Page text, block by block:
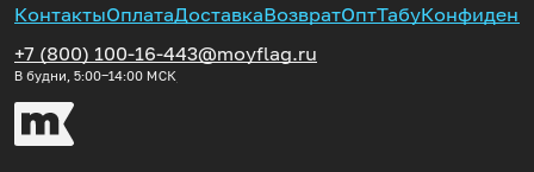
КонтактыОплатаДоставкаВозвратОптТабу
+7 (800) 100-16-44
В будни, 5:00‒14:00 МСК
3@moyflag.ru